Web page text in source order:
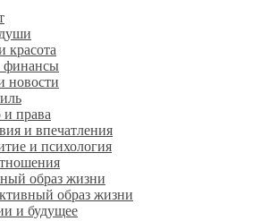
красота
финансы
новости
права
и впечатления
и психология
образ жизни
образ жизни
и будущее